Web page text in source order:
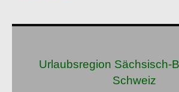
Urlaubsregion Sächsisch-
Schweiz